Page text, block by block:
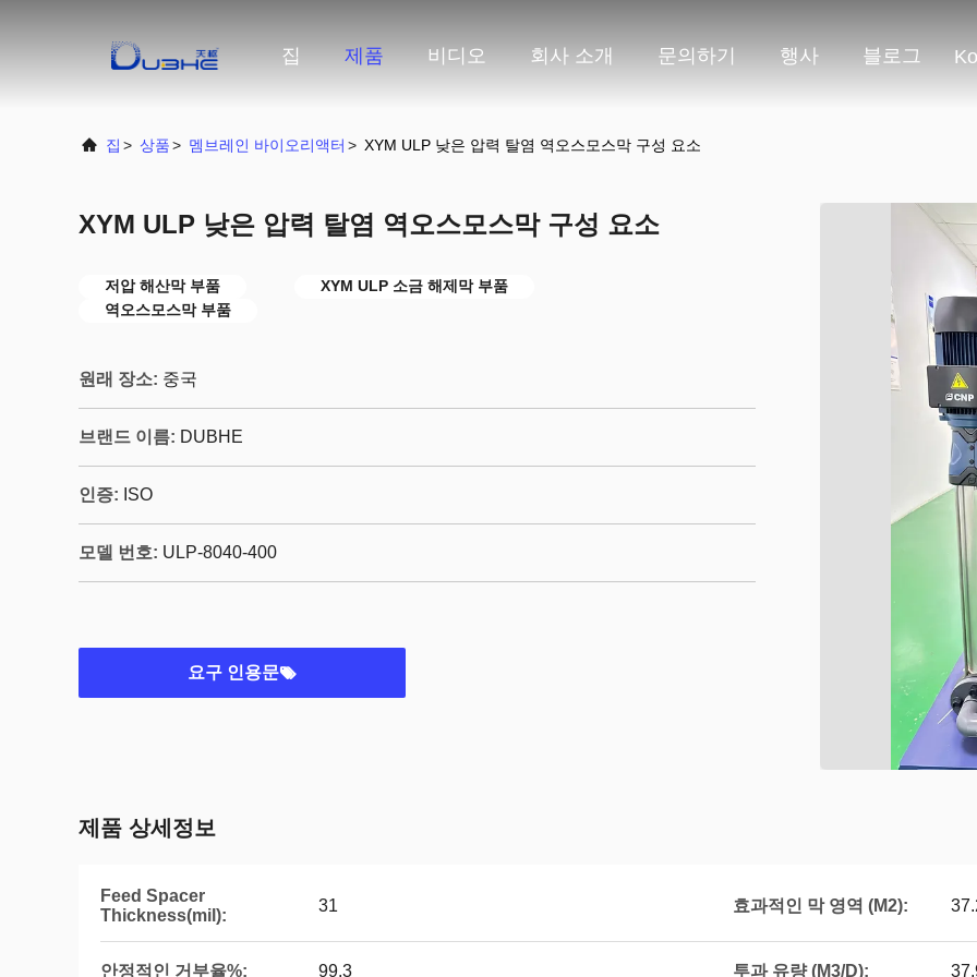
집 제품 비디오 회사 소개 문의하기 행사 블로그
집 > 상품> 멤브레인 바이오리액터 > XYM ULP 낮은 압력 탈염 역오스모스막 구성 요소
XYM ULP 낮은 압력 탈염 역오스모스막 구성 요소
저압 해산막 부품
XYM ULP 소금 해제막 부품
역오스모스막 부품
원래 장소: 중국
브랜드 이름: DUBHE
인증: ISO
모델 번호: ULP-8040-400
요구 인용문
제품 상세정보
Feed Spacer
Thickness(mil):
31 효과적인 막 영역 (M2):
안정적인 거부율%: 99.3 투과 유량 (M3/D):